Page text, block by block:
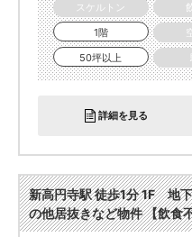
スケルトン
1階
50坪以上
詳細を見る
新高円寺駅 徒歩1分 1F 地
の他居抜きなど物件 【飲